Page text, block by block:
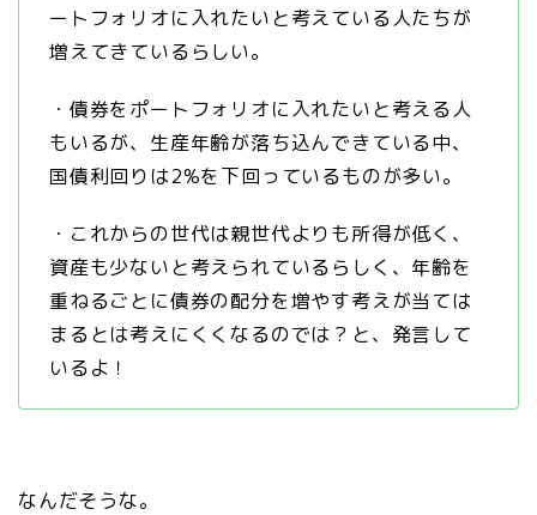
ートフォリオに入れたいと考えている人たちが
増えてきているらしい。
・債券をポートフォリオに入れたいと考える人
もいるが、生産年齢が落ち込んできている中、
国債利回りは2%を下回っているものが多い。
・これからの世代は親世代よりも所得が低く、
資産も少ないと考えられているらしく、年齢を
重ねるごとに債券の配分を増やす考えが当ては
まるとは考えにくくなるのでは？と、発言して
いるよ！
なんだそうな。